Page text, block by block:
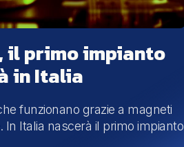
il primo impianto
in Italia
funzionano grazie a magneti
Italia nascerà il primo impianto